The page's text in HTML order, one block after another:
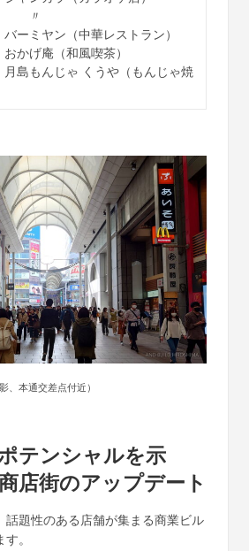
〃
ーミヤン（中華レストラン）
かげ庵（和風喫茶）
島もんじゃ くうや（もんじゃ焼
、本通交差点付近）
テンシャルを示
店街のアップデート
話題性のある店舗が集まる商業ビル
。